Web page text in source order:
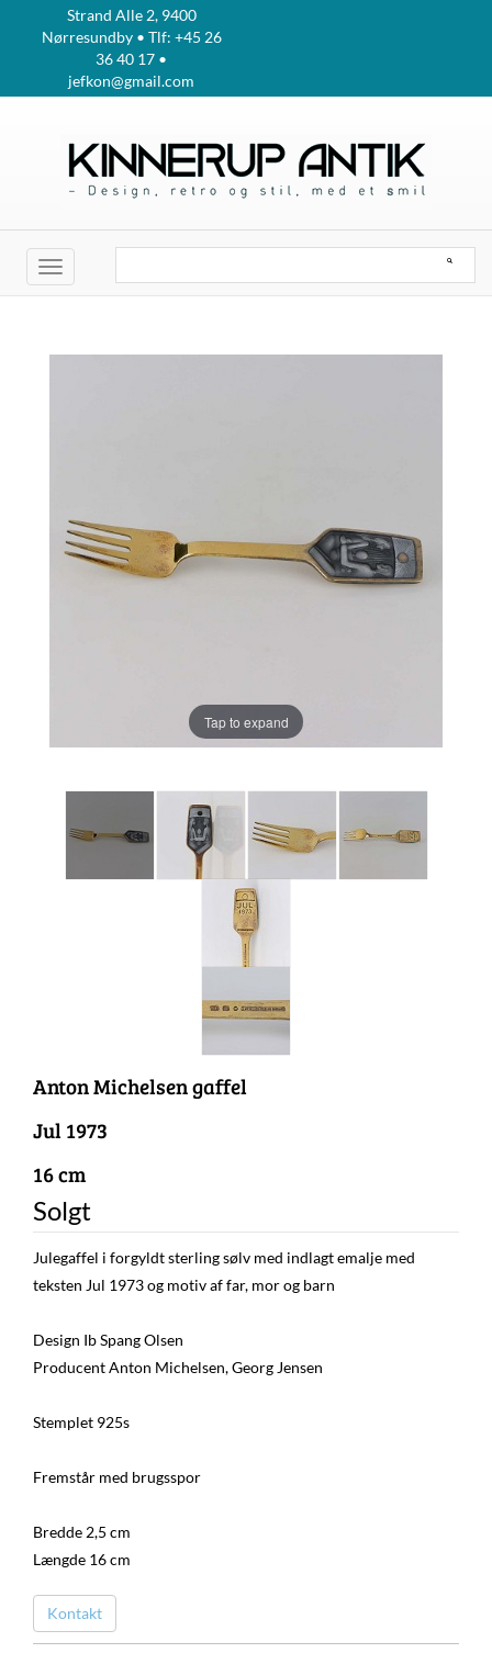
Strand Alle 2, 9400
Nørresundby • Tlf: +45 26
36 40 17 •
jefkon@gmail.com
Toggle
navigation
Tap to expand
Anton Michelsen gaffel
Jul 1973
16 cm
Solgt
Julegaffel i forgyldt sterling sølv med indlagt emalje med
teksten Jul 1973 og motiv af far, mor og barn
Design Ib Spang Olsen
Producent Anton Michelsen, Georg Jensen
Stemplet 925s
Fremstår med brugsspor
Bredde 2,5 cm
Længde 16 cm
Kontakt